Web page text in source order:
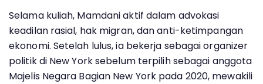
Selama kuliah, Mamdani aktif dalam advokasi
keadilan rasial, hak migran, dan anti-ketimpangan
ekonomi. Setelah lulus, ia bekerja sebagai organizer
politik di New York sebelum terpilih sebagai anggota
Majelis Negara Bagian New York pada 2020, mewakili